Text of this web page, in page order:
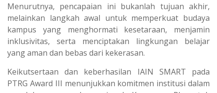
Menurutnya, pencapaian ini bukanlah tujuan akhir,
melainkan langkah awal untuk memperkuat budaya
kampus yang menghormati kesetaraan, menjamin
inklusivitas, serta menciptakan lingkungan belajar
yang aman dan bebas dari kekerasan.
Keikutsertaan dan keberhasilan IAIN SMART pada
PTRG Award III menunjukkan komitmen institusi dalam